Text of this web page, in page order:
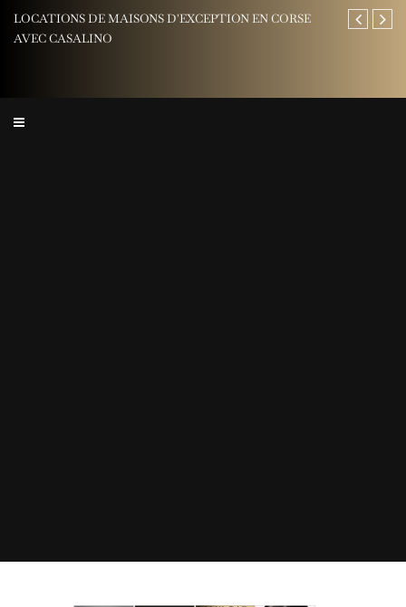
LOCATIONS DE MAISONS D'EXCEPTION EN CORSE
AVEC CASALINO
AREV